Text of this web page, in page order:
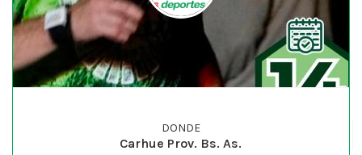
DONDE
Carhue Prov. Bs. As.